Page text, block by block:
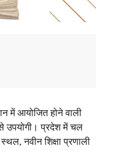
में आयोजित होने वाली
से उपयोगी। प्रदेश में चल
नवीन शिक्षा प्रणाली